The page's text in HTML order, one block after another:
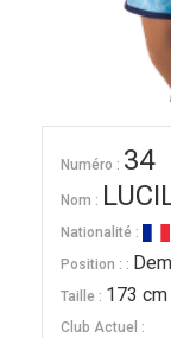
Numéro : 34
Nom :
Nationalité :
Position : :
Taille : 173 cm
Club Actuel :